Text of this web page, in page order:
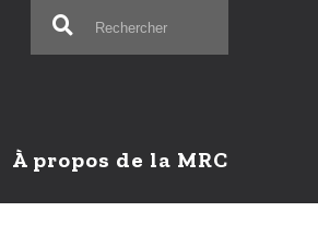
À propos de la MRC